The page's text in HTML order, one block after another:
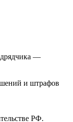
—
и штрафов
РФ.